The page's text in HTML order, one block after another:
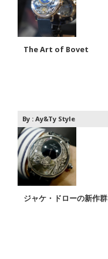
The Art of Bovet
By : Ay&Ty Style
ジャケ・ドローの新作群